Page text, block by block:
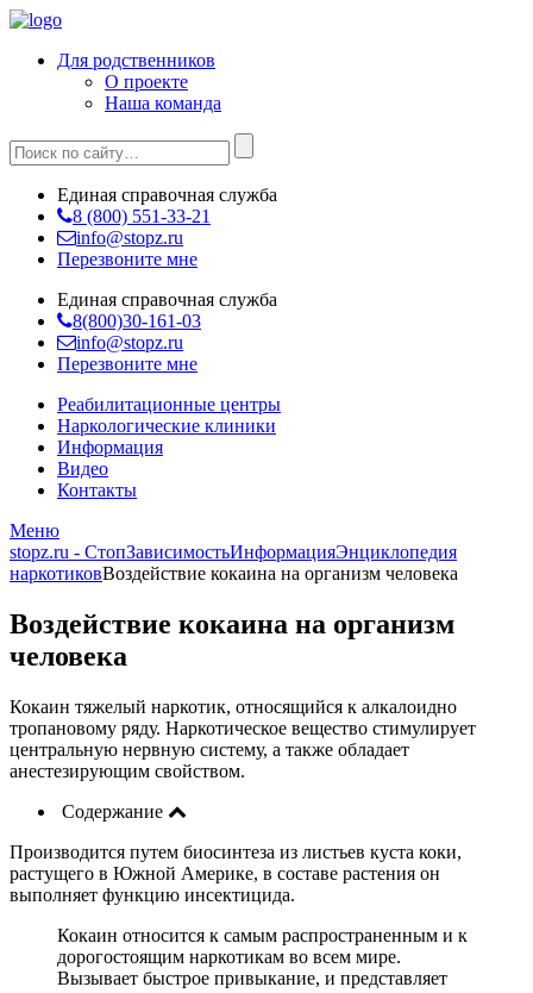
Для родственников
О проекте
Наша команда
Единая справочная служба
8 (800) 551-33-21
info@stopz.ru
Перезвоните мне
Единая справочная служба
8(800)30-161-03
info@stopz.ru
Перезвоните мне
Реабилитационные центры
Наркологические клиники
Информация
Видео
Контакты
Меню
stopz.ru - СтопЗависимостьИнформацияЭнциклопедия
наркотиковВоздействие кокаина на организм человека
Воздействие кокаина на организм
человека
Кокаин тяжелый наркотик, относящийся к алкалоидно
тропановому ряду. Наркотическое вещество стимулирует
центральную нервную систему, а также обладает
анестезирующим свойством.
Содержание
Производится путем биосинтеза из листьев куста коки,
растущего в Южной Америке, в составе растения он
выполняет функцию инсектицида.
Кокаин относится к самым распространенным и к
дорогостоящим наркотикам во всем мире.
Вызывает быстрое привыкание, и представляет